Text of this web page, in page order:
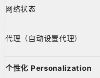
网络状态
代理（自动设置代理）
个性化 Personalization